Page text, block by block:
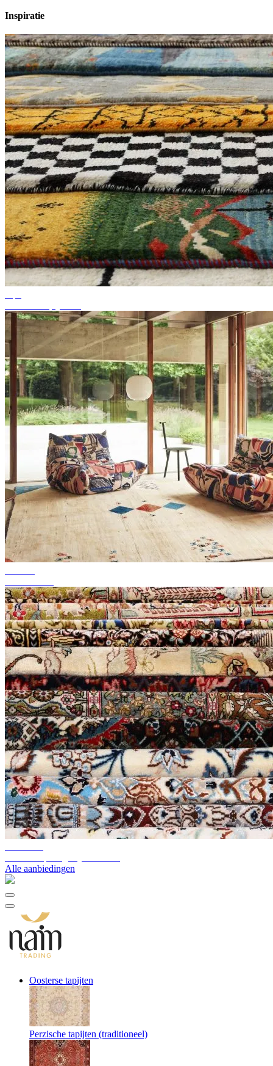
Inspiratie
Alle aanbiedingen
Oosterse tapijten
Perzische tapijten (traditioneel)